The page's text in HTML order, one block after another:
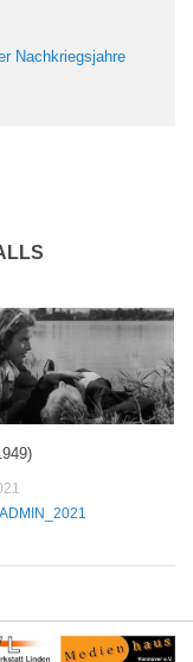
Nachkriegsjahre